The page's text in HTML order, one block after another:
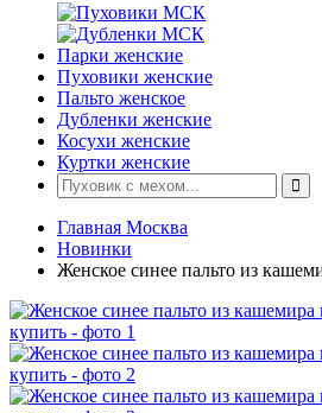
Парки женские
Пуховики женские
Пальто женское
Дубленки женские
Косухи женские
Куртки женские
Главная Москва
Новинки
Женское синее пальто из